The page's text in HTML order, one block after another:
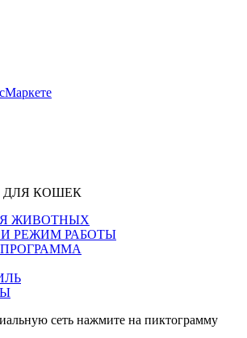
ДЛЯ КОШЕК
ЖИВОТНЫХ
РЕЖИМ РАБОТЫ
сеть нажмите на пиктограмму